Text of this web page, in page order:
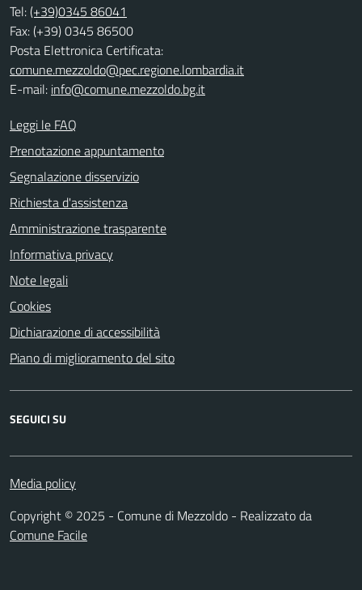
Tel:(+39)0345 86041
Fax: (+39) 0345 86500
Posta Elettronica Certificata:
comune.mezzoldo@pec.regione.lombardia.it
E-mail: info@comune.mezzoldo.bg.it
Leggi le FAQ
Prenotazione appuntamento
Segnalazione disservizio
Richiesta d'assistenza
Amministrazione trasparente
Informativa privacy
Note legali
Cookies
Dichiarazione di accessibilità
Piano di miglioramento del sito
SEGUICI SU
Media policy
Copyright © 2025 - Comune di Mezzoldo - Realizzato da
Comune Facile